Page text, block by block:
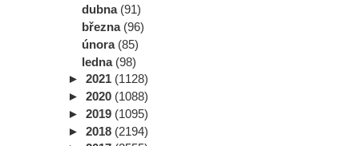
dubna (91)
března (96)
února (85)
ledna (98)
► 2021 (1128)
► 2020 (1088)
► 2019 (1095)
► 2018 (2194)